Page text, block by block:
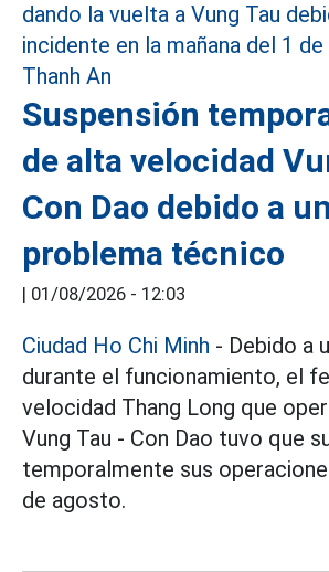
Suspensión
de alta velocidad
Con Dao debido a un
problema técnico
| 01/08/2026 - 12:03
Ciudad Ho Chi Minh - Debido a
durante el funcionamiento, el
velocidad Thang Long que
Vung Tau - Con Dao tuvo que
temporalmente sus
de agosto.